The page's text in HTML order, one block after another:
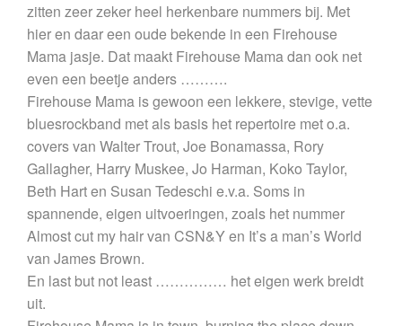
zitten zeer zeker heel herkenbare nummers bij. Met
hier en daar een oude bekende in een Firehouse
Mama jasje. Dat maakt Firehouse Mama dan ook net
even een beetje anders ……….
Firehouse Mama is gewoon een lekkere, stevige, vette
bluesrockband met als basis het repertoire met o.a.
covers van Walter Trout, Joe Bonamassa, Rory
Gallagher, Harry Muskee, Jo Harman, Koko Taylor,
Beth Hart en Susan Tedeschi e.v.a. Soms in
spannende, eigen uitvoeringen, zoals het nummer
Almost cut my hair van CSN&Y en It’s a man’s World
van James Brown.
En last but not least …………… het eigen werk breidt
uit.